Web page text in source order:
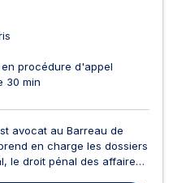
procédure d'appel
30 min
avocat au Barreau de
en charge les dossiers
le droit pénal des affaires,